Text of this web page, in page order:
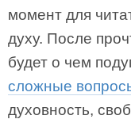
момент для
духу. После
будет о чем
сложные
духовность,